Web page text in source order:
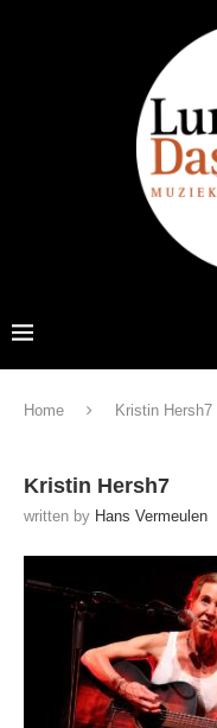
Home Kristin Hersh7
Kristin Hersh7
written by Hans Vermeulen